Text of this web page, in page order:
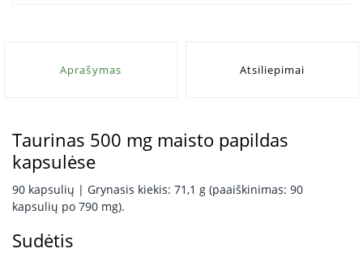
Aprašymas Atsiliepimai
Taurinas 500 mg maisto papildas
kapsulėse
90 kapsulių | Grynasis kiekis: 71,1 g (paaiškinimas: 90
kapsulių po 790 mg).
Sudėtis